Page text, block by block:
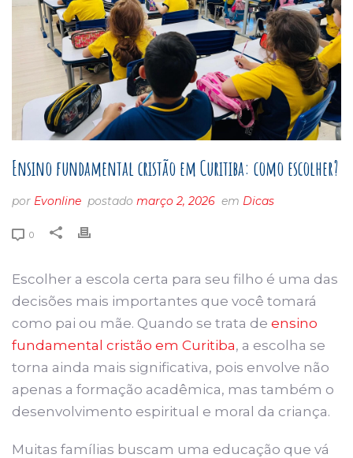
Ensino fundamental cristão em Curitiba: como escolher?
por Evonline postado março 2, 2026 em Dicas
0
Escolher a escola certa para seu filho é uma das
decisões mais importantes que você tomará
como pai ou mãe. Quando se trata de ensino
fundamental cristão em Curitiba, a escolha se
torna ainda mais significativa, pois envolve não
apenas a formação acadêmica, mas também o
desenvolvimento espiritual e moral da criança.
Muitas famílias buscam uma educação que vá